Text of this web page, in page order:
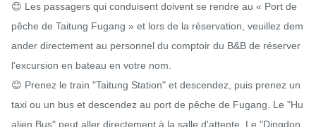
😊 Les passagers qui conduisent doivent se rendre au « Port de
pêche de Taitung Fugang » et lors de la réservation, veuillez dem
ander directement au personnel du comptoir du B&B de réserver
l'excursion en bateau en votre nom.
😊 Prenez le train "Taitung Station" et descendez, puis prenez un
taxi ou un bus et descendez au port de pêche de Fugang. Le "Hu
alien Bus" peut aller directement à la salle d'attente. Le "Dingdon